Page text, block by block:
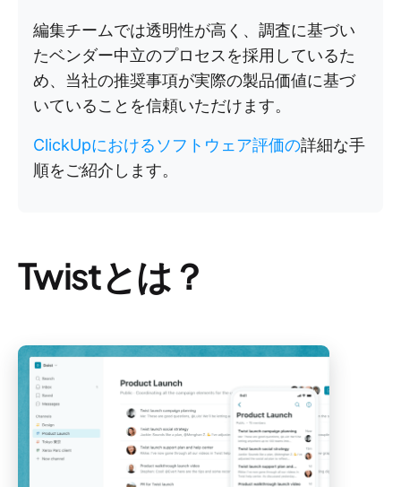
編集チームでは透明性が高く、調査に基づい
たベンダー中立のプロセスを採用しているた
め、当社の推奨事項が実際の製品価値に基づ
いていることを信頼いただけます。
ClickUpにおけるソフトウェア評価の詳細な手
順をご紹介します。
Twistとは？